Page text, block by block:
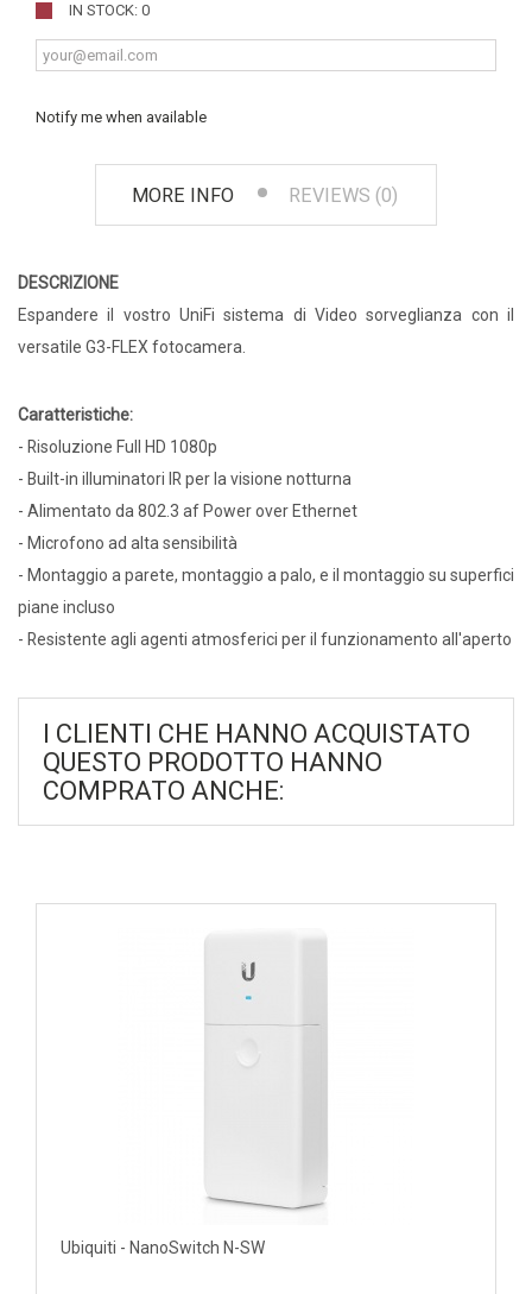
IN STOCK: 0
Notify me when available
MORE INFO REVIEWS (0)
DESCRIZIONE
Espandere il vostro UniFi sistema di Video sorveglianza con il
versatile G3-FLEX fotocamera.
Caratteristiche:
- Risoluzione Full HD 1080p
- Built-in illuminatori IR per la visione notturna
- Alimentato da 802.3 af Power over Ethernet
- Microfono ad alta sensibilità
- Montaggio a parete, montaggio a palo, e il montaggio su superfici
piane incluso
- Resistente agli agenti atmosferici per il funzionamento all'aperto
I CLIENTI CHE HANNO ACQUISTATO
QUESTO PRODOTTO HANNO
COMPRATO ANCHE:
Ubiquiti - NanoSwitch N-SW